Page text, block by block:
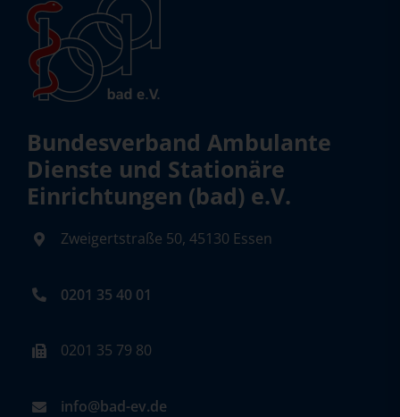
Bundesverband Ambulante
Dienste und Stationäre
Einrichtungen (bad) e.V.
Zweigertstraße 50, 45130 Essen
0201 35 40 01
0201 35 79 80
info@bad-ev.de